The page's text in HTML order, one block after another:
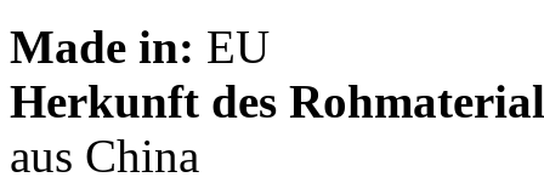
Made in: EU
Herkunft des
aus China